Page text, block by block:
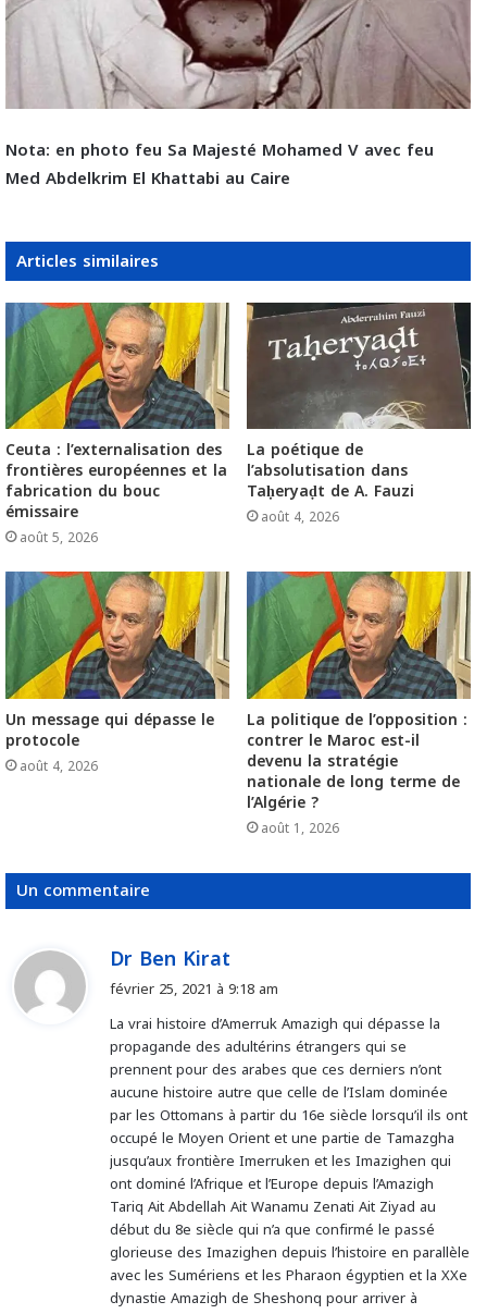
Nota: en photo feu Sa Majesté Mohamed V avec feu
Med Abdelkrim El Khattabi au Caire
Articles similaires
Ceuta : l’externalisation des
frontières européennes et la
fabrication du bouc
émissaire
août 5, 2026
La poétique de
l’absolutisation dans
Taḥeryaḍt de A. Fauzi
août 4, 2026
Un message qui dépasse le
protocole
août 4, 2026
La politique de l’opposition :
contrer le Maroc est-il
devenu la stratégie
nationale de long terme de
l’Algérie ?
août 1, 2026
Un commentaire
Dr Ben Kirat
i
:
février 25, 2021 à 9:18 am
La vrai histoire d’Amerruk Amazigh qui dépasse la
propagande des adultérins étrangers qui se
prennent pour des arabes que ces derniers n’ont
aucune histoire autre que celle de l’Islam dominée
par les Ottomans à partir du 16e siècle lorsqu’il ils ont
occupé le Moyen Orient et une partie de Tamazgha
jusqu’aux frontière Imerruken et les Imazighen qui
ont dominé l’Afrique et l’Europe depuis l’Amazigh
Tariq Ait Abdellah Ait Wanamu Zenati Ait Ziyad au
début du 8e siècle qui n’a que confirmé le passé
glorieuse des Imazighen depuis l’histoire en parallèle
avec les Sumériens et les Pharaon égyptien et la XXe
dynastie Amazigh de Sheshonq pour arriver à